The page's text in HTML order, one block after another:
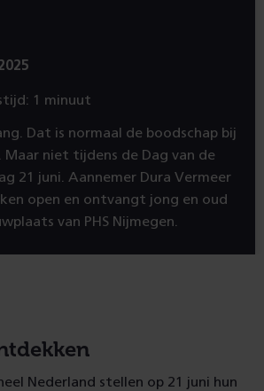
1 minuut
Dat is normaal de boodschap bij
Maar niet tijdens de Dag van de
21 juni. Aannemer Dura Vermeer
open en ontvangt jong en oud
van PHS Nijmegen.
Nederland stellen op 21 juni hun